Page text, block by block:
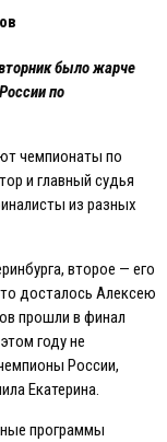
было жарче
по
чемпионаты по
и главный судья
из разных
второе — его
досталось Алексею
прошли в финал
году не
России,
Eкатерина.
программы